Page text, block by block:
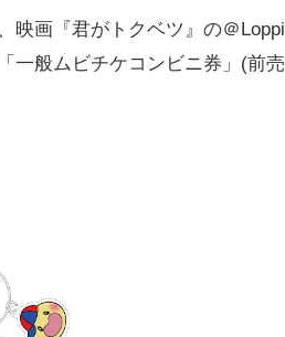
映画『君がトクベツ』の＠Loppi
一般ムビチケコンビニ券」(前売